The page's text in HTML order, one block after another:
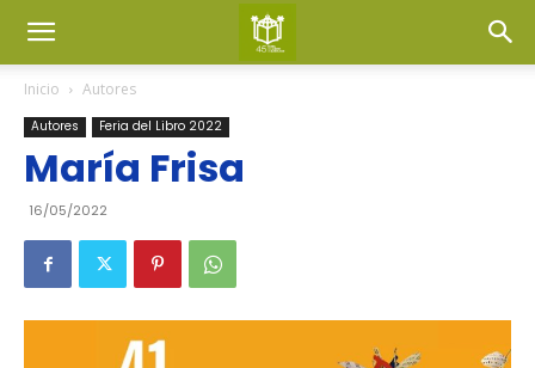
Inicio Autores
Autores Feria del Libro 2022
María Frisa
16/05/2022